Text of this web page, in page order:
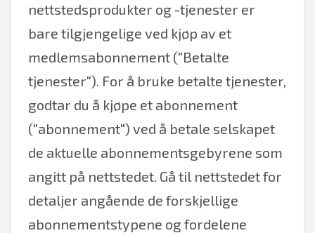
nettstedsprodukter og -tjenester er
bare tilgjengelige ved kjøp av et
medlemsabonnement ("Betalte
tjenester"). For å bruke betalte tjenester,
godtar du å kjøpe et abonnement
("abonnement") ved å betale selskapet
de aktuelle abonnementsgebyrene som
angitt på nettstedet. Gå til nettstedet for
detaljer angående de forskjellige
abonnementstypene og fordelene